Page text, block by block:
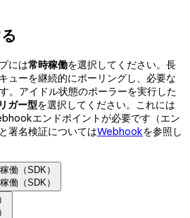
には常時稼働を選択してください。長
ューを継続的にポーリングし、必要な
。アイドル状態のポーラーを実行した
ガー型を選択してください。これには
エンドポイントが必要です（エン
署名検証についてはWebhookを参照し
働（SDK）
働（SDK）